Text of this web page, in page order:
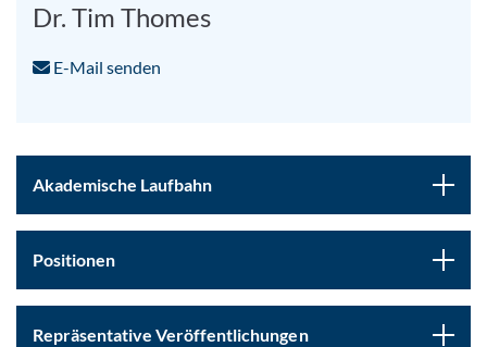
Dr. Tim Thomes
E-Mail senden
Akademische Laufbahn
Positionen
Repräsentative Veröffentlichungen